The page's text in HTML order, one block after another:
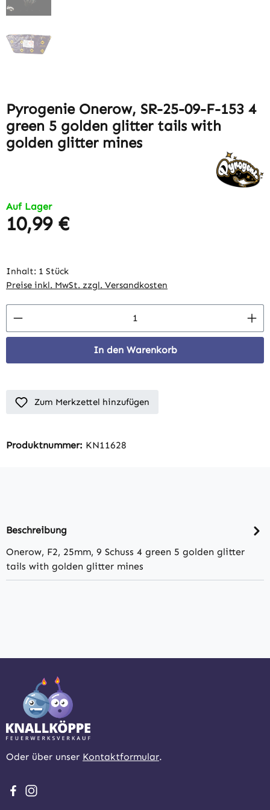
Pyrogenie Onerow, SR-25-09-F-153 4
green 5 golden glitter tails with
golden glitter mines
Auf Lager
Regulärer Preis:
10,99 €
Inhalt: 1 Stück
Preise inkl. MwSt. zzgl. Versandkosten
Produkt Anzahl: Gib den gewünschten
In den Warenkorb
Zum Merkzettel hinzufügen
Produktnummer: KN11628
Beschreibung
Onerow, F2, 25mm, 9 Schuss 4 green 5 golden glitter
tails with golden glitter mines
Oder über unser Kontaktformular.
Besuche uns auf Facebook – öffnet in neuem Tab
Schau auf Instagram vorbei – öffnet in neuem Tab